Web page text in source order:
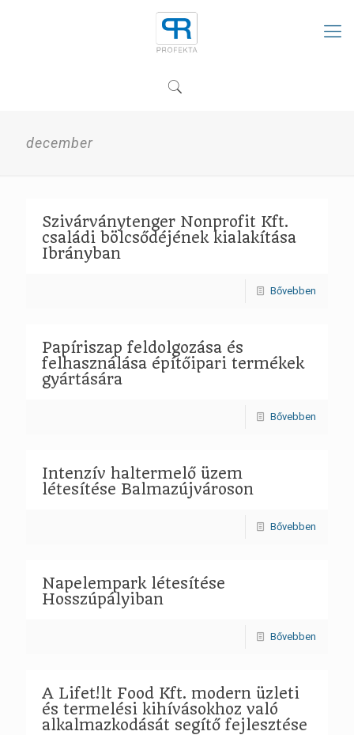
december
Szivárványtenger Nonprofit Kft.
családi bölcsődéjének kialakítása
Ibrányban
Bővebben
Papíriszap feldolgozása és
felhasználása építőipari termékek
gyártására
Bővebben
Intenzív haltermelő üzem
létesítése Balmazújvároson
Bővebben
Napelempark létesítése
Hosszúpályiban
Bővebben
A Lifet!lt Food Kft. modern üzleti
és termelési kihívásokhoz való
alkalmazkodását segítő fejlesztése